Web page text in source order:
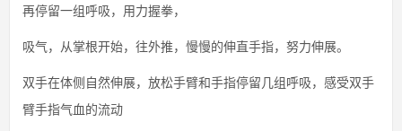
再停留一组呼吸，用力握拳，
吸气，从掌根开始，往外推，慢慢的伸直手指，努力伸展。
双手在体侧自然伸展，放松手臂和手指停留几组呼吸，感受双手
臂手指气血的流动